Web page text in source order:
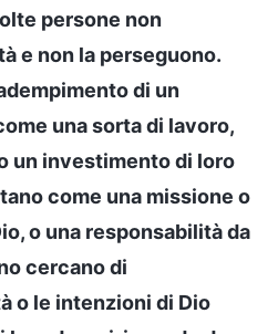
persone non
e non la perseguono.
di un
una sorta di lavoro,
un investimento di loro
come una missione o
o una responsabilità da
cercano di
o le intenzioni di Dio